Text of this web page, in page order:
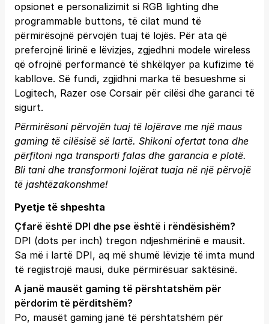
opsionet e personalizimit si RGB lighting dhe
programmable buttons, të cilat mund të
përmirësojnë përvojën tuaj të lojës. Për ata që
preferojnë lirinë e lëvizjes, zgjedhni modele wireless
që ofrojnë performancë të shkëlqyer pa kufizime të
kabllove. Së fundi, zgjidhni marka të besueshme si
Logitech, Razer ose Corsair për cilësi dhe garanci të
sigurt.
Përmirësoni përvojën tuaj të lojërave me një maus
gaming të cilësisë së lartë. Shikoni ofertat tona dhe
përfitoni nga transporti falas dhe garancia e plotë.
Bli tani dhe transformoni lojërat tuaja në një përvojë
të jashtëzakonshme!
Pyetje të shpeshta
Çfarë është DPI dhe pse është i rëndësishëm?
DPI (dots per inch) tregon ndjeshmërinë e mausit.
Sa më i lartë DPI, aq më shumë lëvizje të imta mund
të regjistrojë mausi, duke përmirësuar saktësinë.
A janë mausët gaming të përshtatshëm për
përdorim të përditshëm?
Po, mausët gaming janë të përshtatshëm për